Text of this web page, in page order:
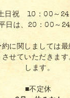
日祝 10：00～
日は、20：00～
約に関しましては
せていただきま
します。
■不定休